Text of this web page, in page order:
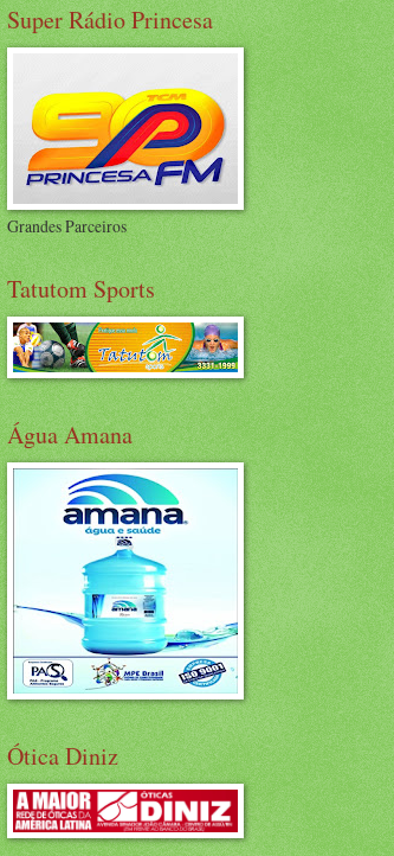
Super Rádio Princesa
Grandes Parceiros
Tatutom Sports
Água Amana
Ótica Diniz